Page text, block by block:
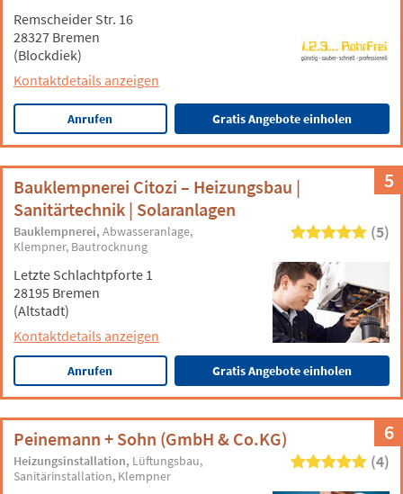
Remscheider Str. 16
28327 Bremen
(Blockdiek)
Kontaktdetails anzeigen
Anrufen Gratis Angebote einholen
5
Bauklempnerei Citozi – Heizungsbau |
Sanitärtechnik | Solaranlagen
Bauklempnerei Abwasseranlage
Klempner Bautrocknung
(5)
Letzte Schlachtpforte 1
28195 Bremen
(Altstadt)
Kontaktdetails anzeigen
Anrufen Gratis Angebote einholen
6
Peinemann + Sohn (GmbH & Co.KG)
Heizungsinstallation Lüftungsbau
Sanitärinstallation Klempner
(4)